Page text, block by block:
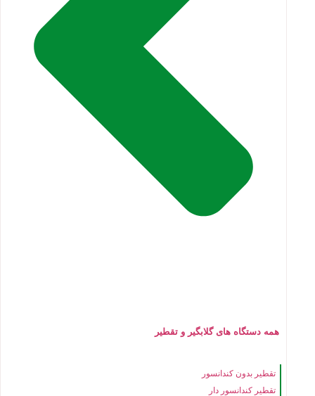
همه دستگاه های گلابگیر و تقطیر
تقطیر بدون کندانسور
تقطیر کندانسور دار